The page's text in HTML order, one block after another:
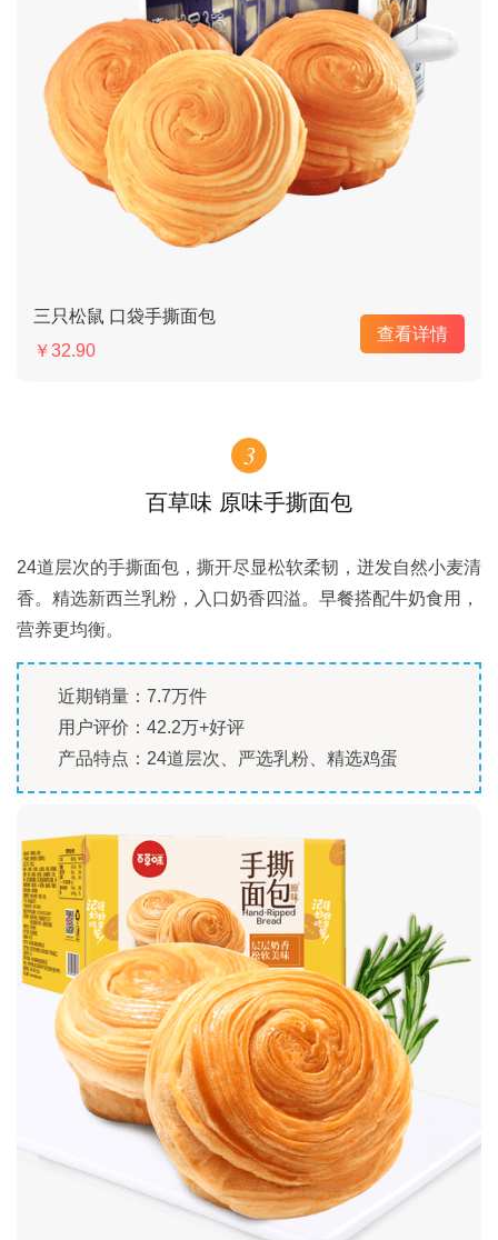
三只松鼠 口袋手撕面包
￥32.90
查看详情
3
百草味 原味手撕面包
24道层次的手撕面包，撕开尽显松软柔韧，迸发自然小麦清
香。精选新西兰乳粉，入口奶香四溢。早餐搭配牛奶食用，
营养更均衡。
近期销量：7.7万件
用户评价：42.2万+好评
产品特点：24道层次、严选乳粉、精选鸡蛋